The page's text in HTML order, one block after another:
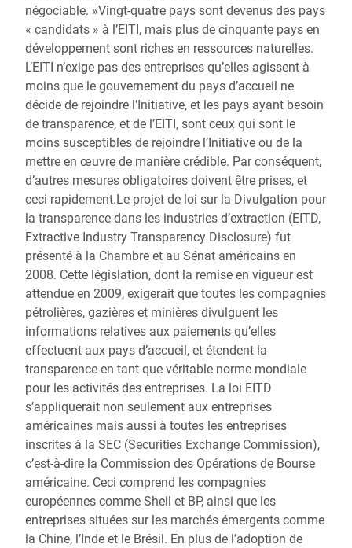
négociable. »Vingt-quatre pays sont devenus des pays
« candidats » à l’EITI, mais plus de cinquante pays en
développement sont riches en ressources naturelles.
L’EITI n’exige pas des entreprises qu’elles agissent à
moins que le gouvernement du pays d’accueil ne
décide de rejoindre l’Initiative, et les pays ayant besoin
de transparence, et de l’EITI, sont ceux qui sont le
moins susceptibles de rejoindre l’Initiative ou de la
mettre en œuvre de manière crédible. Par conséquent,
d’autres mesures obligatoires doivent être prises, et
ceci rapidement.Le projet de loi sur la Divulgation pour
la transparence dans les industries d’extraction (EITD,
Extractive Industry Transparency Disclosure) fut
présenté à la Chambre et au Sénat américains en
2008. Cette législation, dont la remise en vigueur est
attendue en 2009, exigerait que toutes les compagnies
pétrolières, gazières et minières divulguent les
informations relatives aux paiements qu’elles
effectuent aux pays d’accueil, et étendent la
transparence en tant que véritable norme mondiale
pour les activités des entreprises. La loi EITD
s’appliquerait non seulement aux entreprises
américaines mais aussi à toutes les entreprises
inscrites à la SEC (Securities Exchange Commission),
c’est-à-dire la Commission des Opérations de Bourse
américaine. Ceci comprend les compagnies
européennes comme Shell et BP, ainsi que les
entreprises situées sur les marchés émergents comme
la Chine, l’Inde et le Brésil. En plus de l’adoption de